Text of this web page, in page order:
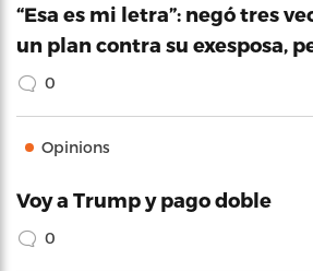
“Esa es mi letra”: negó tres
un plan contra su exesposa,
0
Opinions
Voy a Trump y pago doble
0